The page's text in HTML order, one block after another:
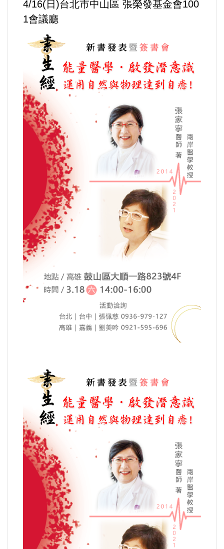
中美台
蔬/素食
法制/司法/監督
國安/國防/外交
自然/地理/景觀/地球
都市發展與都市建設
出版（影音/圖書/雜誌）
發明/專利
文化資產/文物保護
4/16(日)台北市中山區 張榮發基金會100
1會議廳